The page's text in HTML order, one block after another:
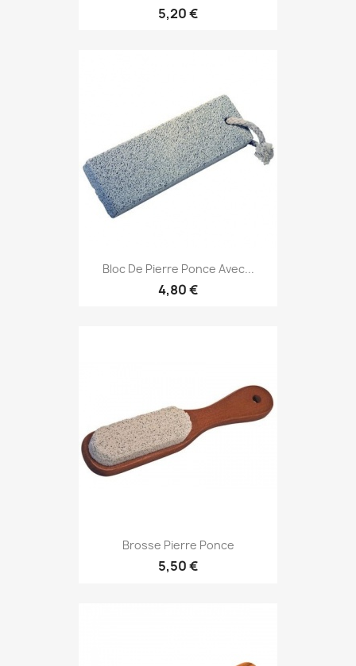
5,20 €
Bloc De Pierre Ponce Avec...
4,80 €
Brosse Pierre Ponce
5,50 €